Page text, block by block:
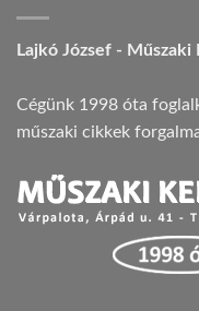
Lajkó József - Műszaki
Cégünk 1998 óta
műszaki cikkek